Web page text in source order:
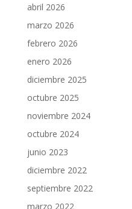
abril 2026
marzo 2026
febrero 2026
enero 2026
diciembre 2025
octubre 2025
noviembre 2024
octubre 2024
junio 2023
diciembre 2022
septiembre 2022
marzo 2022